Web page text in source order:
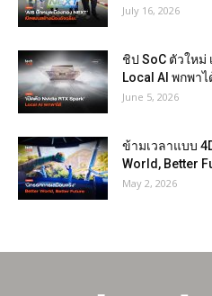
July 16, 2026
ชิป SoC ตัวใหม่
Local AI พกพาไ
June 5, 2026
ข้ามเวลาแบบ
World, Better
May 2, 2026